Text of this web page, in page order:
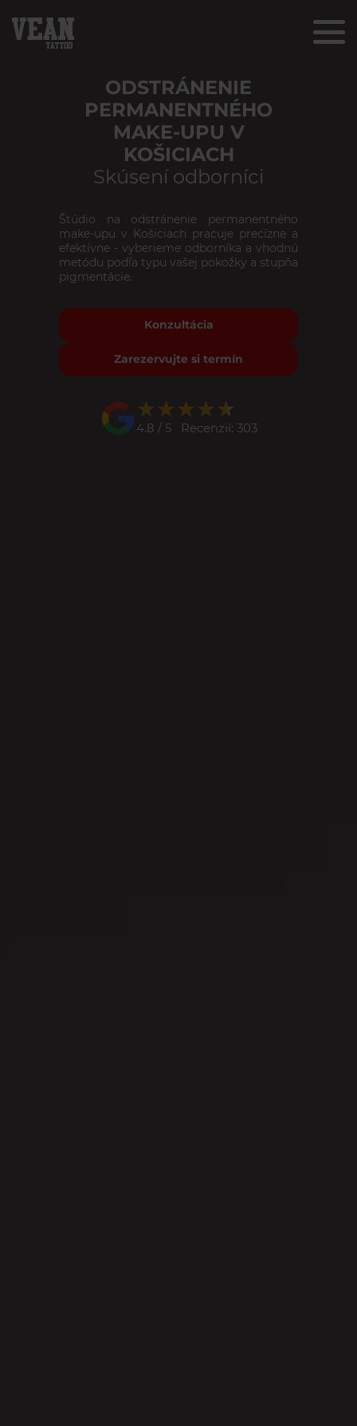
ODSTRÁNENIE
PERMANENTNÉHO
MAKE-UPU V
KOŠICIACH
Skúsení odborníci
Štúdio na odstránenie permanentného
make-upu v Košiciach pracuje precízne a
efektívne - vyberieme odborníka a vhodnú
metódu podľa typu vašej pokožky a stupňa
pigmentácie.
Konzultácia
Zarezervujte si termín
★★★★★
★★★★★
4.8 / 5 Recenzií: 303